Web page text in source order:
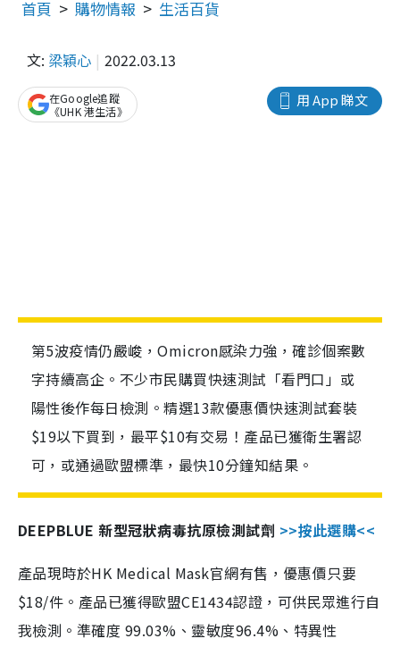
首頁 購物情報 生活百貨
文: 梁穎心 2022.03.13
用 App 睇文
在Google追蹤
《UHK 港生活》
第5波疫情仍嚴峻，Omicron感染力強，確診個案數
字持續高企。不少市民購買快速測試「看門口」或
陽性後作每日檢測。精選13款優惠價快速測試套裝
$19以下買到，最平$10有交易！產品已獲衛生署認
可，或通過歐盟標準，最快10分鐘知結果。
DEEPBLUE 新型冠狀病毒抗原檢測試劑 >>按此選購<<
產品現時於HK Medical Mask官網有售，優惠價只要
$18/件。產品已獲得歐盟CE1434認證，可供民眾進行自
我檢測。準確度 99.03%、靈敏度96.4%、特異性